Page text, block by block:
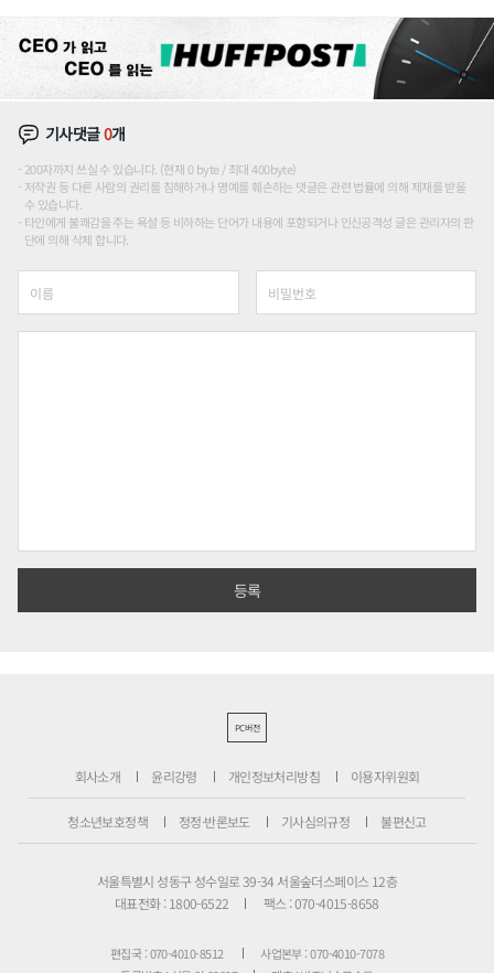
기사댓글0개
200자까지 쓰실 수 있습니다. (현재 0 byte / 최대 400byte)
저작권 등 다른 사람의 권리를 침해하거나 명예를 훼손하는 댓글은 관련 법률에 의해 제재를 받을
수 있습니다.
타인에게 불쾌감을 주는 욕설 등 비하하는 단어가 내용에 포함되거나 인신공격성 글은 관리자의 판
단에 의해 삭제 합니다.
PC버전
회사소개 윤리강령 개인정보처리방침 이용자위원회
청소년보호정책 정정·반론보도 기사심의규정 불편신고
서울특별시 성동구 성수일로 39-34 서울숲더스페이스 12층
대표전화 : 1800-6522
팩스 : 070-4015-8658
편집국 : 070-4010-8512
사업본부 : 070-4010-7078